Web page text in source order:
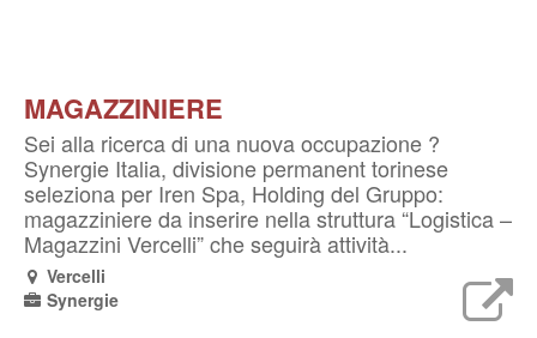
MAGAZZINIERE
Sei alla ricerca di una nuova occupazione ?
Synergie Italia, divisione permanent torinese
seleziona per Iren Spa, Holding del Gruppo:
magazziniere da inserire nella struttura “Logistica –
Magazzini Vercelli” che seguirà attività...
Vercelli
Synergie